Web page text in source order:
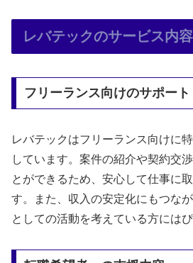
レバテックのサービス内容
フリーランス向けのサポート
レバテックはフリーランス向けに
しています。案件の紹介や契約交
とができるため、安心して仕事に
す。また、収入の安定化にもつな
としての活動を考えている方にはぴ